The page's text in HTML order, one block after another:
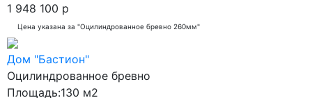
1 948 100 р
Цена указана за "Оцилиндрованное бревно 260мм"
Дом "Бастион"
Оцилиндрованное бревно
Площадь:130 м2